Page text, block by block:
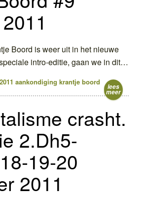
Boord is weer uit in het nieuwe
intro-editie, gaan we in dit…
aankondiging krantje boord
lees
meer
crasht.
2.Dh5-
19-20
2011